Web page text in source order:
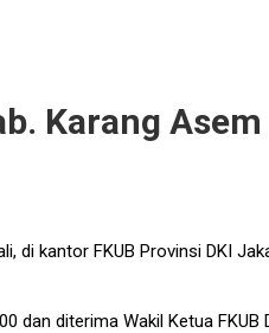
Karang Asem
di kantor FKUB Provinsi DKI
diterima Wakil Ketua